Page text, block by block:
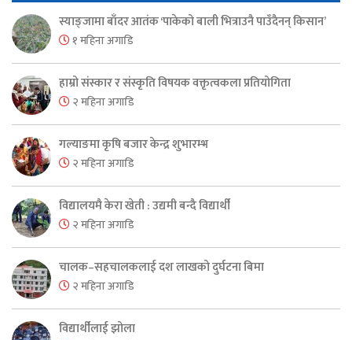
स्याङ्जामा बाँदर आतंक ‘पाकेको बाली भित्राउनै पाउँदैनन् किसान’
१ महिना अगाडि
हाम्रो संस्कार र संस्कृति विषयक वक्तृत्वकला प्रतियोगिता
२ महिना अगाडि
गल्याङमा कृषि बजार केन्द्र शुभारम्भ
२ महिना अगाडि
विद्यालयमै केरा खेती : उद्यमी बन्दै विद्यार्थी
२ महिना अगाडि
चालक–सहचालकलाई दश लाखको दुर्घटना बिमा
२ महिना अगाडि
विद्यार्थीलाई झोला